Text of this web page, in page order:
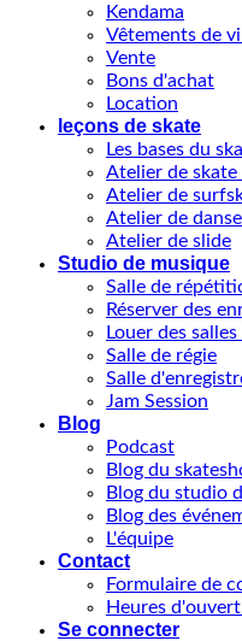
Kendama
Vêtements de
Vente
Bons d'achat
Location
leçons de skate
Les bases du
Atelier de skate
Atelier de
Atelier de
Atelier de slide
Studio de musique
Salle de
Réserver des
Louer des
Salle de régie
Salle
Jam Session
Blog
Podcast
Blog du
Blog du studio
Blog des
L'équipe
Contact
Formulaire de
Heures
Se connecter